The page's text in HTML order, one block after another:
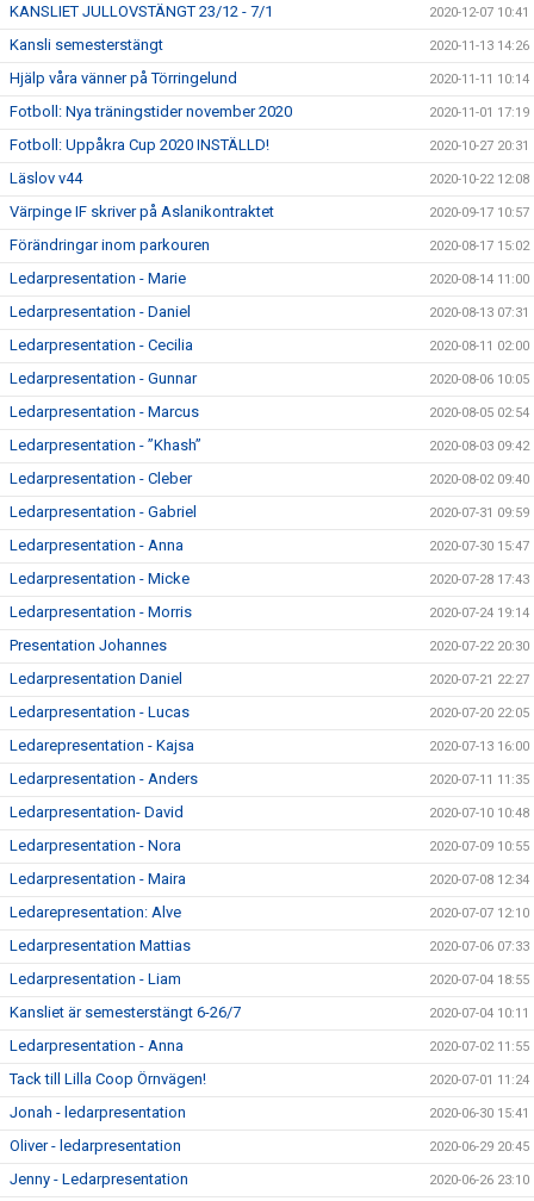
KANSLIET JULLOVSTÄNGT 23/12 - 7/1 2020-12-07 10:41
Kansli semesterstängt 2020-11-13 14:26
Hjälp våra vänner på Törringelund 2020-11-11 10:14
Fotboll: Nya träningstider november 2020 2020-11-01 17:19
Fotboll: Uppåkra Cup 2020 INSTÄLLD! 2020-10-27 20:31
Läslov v44 2020-10-22 12:08
Värpinge IF skriver på Aslanikontraktet 2020-09-17 10:57
Förändringar inom parkouren 2020-08-17 15:02
Ledarpresentation - Marie 2020-08-14 11:00
Ledarpresentation - Daniel 2020-08-13 07:31
Ledarpresentation - Cecilia 2020-08-11 02:00
Ledarpresentation - Gunnar 2020-08-06 10:05
Ledarpresentation - Marcus 2020-08-05 02:54
Ledarpresentation - ”Khash” 2020-08-03 09:42
Ledarpresentation - Cleber 2020-08-02 09:40
Ledarpresentation - Gabriel 2020-07-31 09:59
Ledarpresentation - Anna 2020-07-30 15:47
Ledarpresentation - Micke 2020-07-28 17:43
Ledarpresentation - Morris 2020-07-24 19:14
Presentation Johannes 2020-07-22 20:30
Ledarpresentation Daniel 2020-07-21 22:27
Ledarpresentation - Lucas 2020-07-20 22:05
Ledarepresentation - Kajsa 2020-07-13 16:00
Ledarpresentation - Anders 2020-07-11 11:35
Ledarpresentation- David 2020-07-10 10:48
Ledarpresentation - Nora 2020-07-09 10:55
Ledarpresentation - Maira 2020-07-08 12:34
Ledarepresentation: Alve 2020-07-07 12:10
Ledarpresentation Mattias 2020-07-06 07:33
Ledarpresentation - Liam 2020-07-04 18:55
Kansliet är semesterstängt 6-26/7 2020-07-04 10:11
Ledarpresentation - Anna 2020-07-02 11:55
Tack till Lilla Coop Örnvägen! 2020-07-01 11:24
Jonah - ledarpresentation 2020-06-30 15:41
Oliver - ledarpresentation 2020-06-29 20:45
Jenny - Ledarpresentation 2020-06-26 23:10